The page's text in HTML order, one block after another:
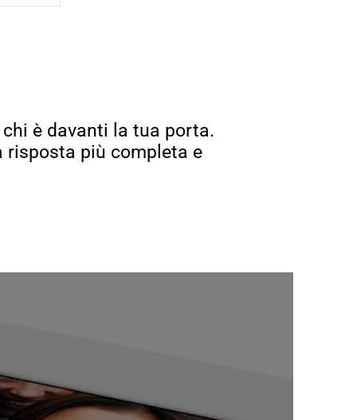
è davanti la tua porta.
risposta più completa e